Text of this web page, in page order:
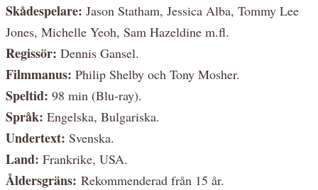
Skådespelare: Jason Statham, Jessica Alba, Tommy Lee
Jones, Michelle Yeoh, Sam Hazeldine m.fl.
Regissör: Dennis Gansel.
Filmmanus: Philip Shelby och Tony Mosher.
Speltid: 98 min (Blu-ray).
Språk: Engelska, Bulgariska.
Undertext: Svenska.
Land: Frankrike, USA.
Åldersgräns: Rekommenderad från 15 år.